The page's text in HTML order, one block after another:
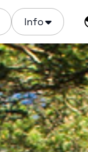
Info